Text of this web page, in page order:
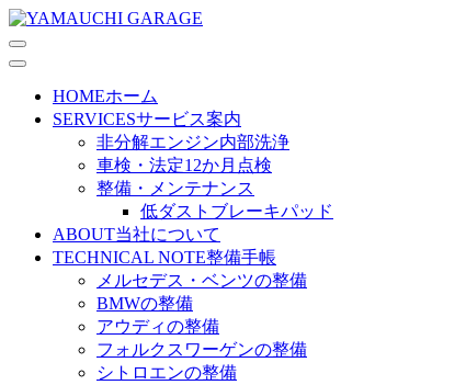
HOMEホーム
SERVICESサービス案内
非分解エンジン内部洗浄
車検・法定12か月点検
整備・メンテナンス
低ダストブレーキパッド
ABOUT当社について
TECHNICAL NOTE整備手帳
メルセデス・ベンツの整備
BMWの整備
アウディの整備
フォルクスワーゲンの整備
シトロエンの整備